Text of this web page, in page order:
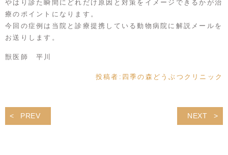
やはり診た瞬間にどれだけ原因と対策をイメージできるかが治
療のポイントになります。
今回の症例は当院と診療提携している動物病院に解説メールを
お送りします。
獣医師 平川
投稿者: 四季の森どうぶつクリニック
PREV NEXT